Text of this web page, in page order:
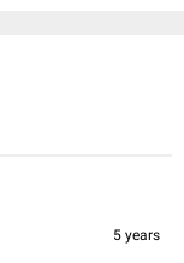
5 years